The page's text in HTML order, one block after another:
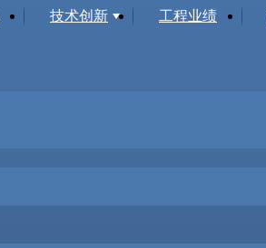
技术创新 工程业绩